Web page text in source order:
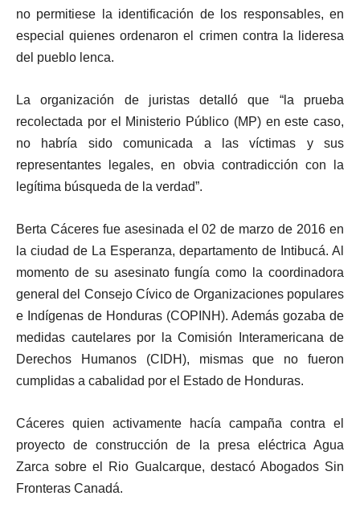
no permitiese la identificación de los responsables, en
especial quienes ordenaron el crimen contra la lideresa
del pueblo lenca.
La organización de juristas detalló que “la prueba
recolectada por el Ministerio Público (MP) en este caso,
no habría sido comunicada a las víctimas y sus
representantes legales, en obvia contradicción con la
legítima búsqueda de la verdad”.
Berta Cáceres fue asesinada el 02 de marzo de 2016 en
la ciudad de La Esperanza, departamento de Intibucá. Al
momento de su asesinato fungía como la coordinadora
general del Consejo Cívico de Organizaciones populares
e Indígenas de Honduras (COPINH). Además gozaba de
medidas cautelares por la Comisión Interamericana de
Derechos Humanos (CIDH), mismas que no fueron
cumplidas a cabalidad por el Estado de Honduras.
Cáceres quien activamente hacía campaña contra el
proyecto de construcción de la presa eléctrica Agua
Zarca sobre el Rio Gualcarque, destacó Abogados Sin
Fronteras Canadá.